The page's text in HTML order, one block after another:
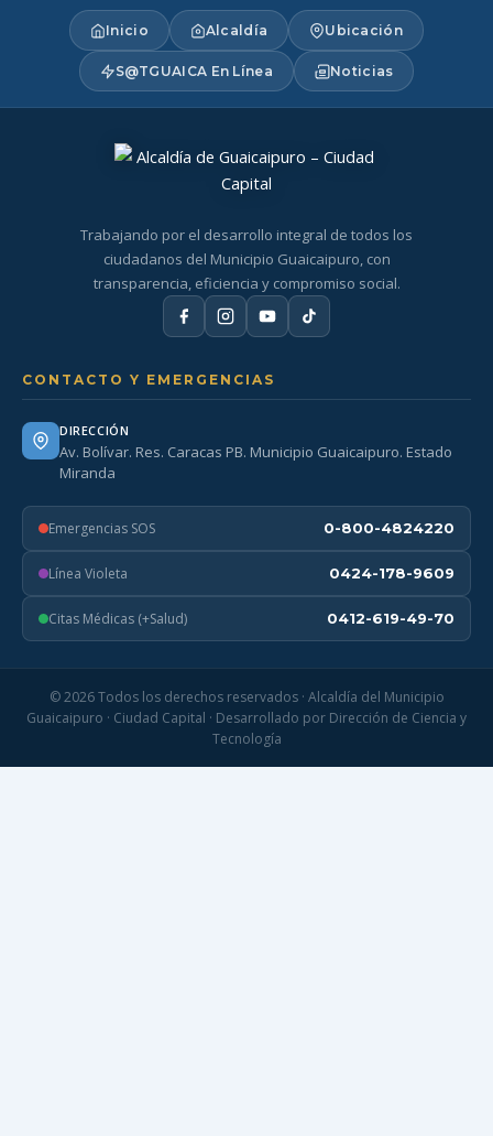
Inicio Alcaldía Ubicación
S@TGUAICA En Línea Noticias
Trabajando por el desarrollo integral de todos los
ciudadanos del Municipio Guaicaipuro, con
transparencia, eficiencia y compromiso social.
CONTACTO Y EMERGENCIAS
DIRECCIÓN
Av. Bolívar. Res. Caracas PB. Municipio Guaicaipuro. Estado
Miranda
Emergencias SOS 0-800-4824220
Línea Violeta 0424-178-9609
Citas Médicas (+Salud) 0412-619-49-70
© 2026 Todos los derechos reservados · Alcaldía del Municipio
Guaicaipuro · Ciudad Capital · Desarrollado por Dirección de Ciencia y
Tecnología